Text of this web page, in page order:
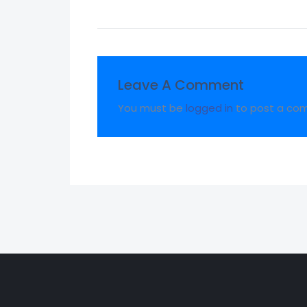
Leave A Comment
You must be logged in to post a